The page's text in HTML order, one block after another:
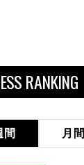
RANKING
間 月間